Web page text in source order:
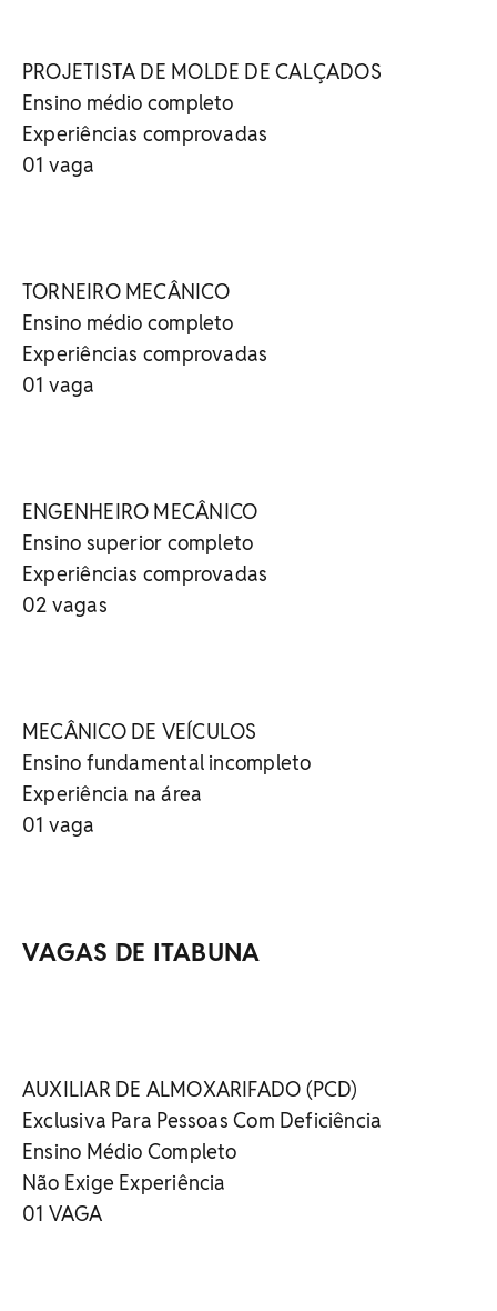
PROJETISTA DE MOLDE DE CALÇADOS
Ensino médio completo
Experiências comprovadas
01 vaga
TORNEIRO MECÂNICO
Ensino médio completo
Experiências comprovadas
01 vaga
ENGENHEIRO MECÂNICO
Ensino superior completo
Experiências comprovadas
02 vagas
MECÂNICO DE VEÍCULOS
Ensino fundamental incompleto
Experiência na área
01 vaga
VAGAS DE ITABUNA
AUXILIAR DE ALMOXARIFADO (PCD)
Exclusiva Para Pessoas Com Deficiência
Ensino Médio Completo
Não Exige Experiência
01 VAGA